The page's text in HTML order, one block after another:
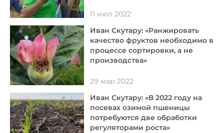
11 июл 2022
Иван Скутару: «Ранжировать
качество фруктов необходимо в
процессе сортировки, а не
производства»
29 мар 2022
Иван Скутару: «В 2022 году на
посевах озимой пшеницы
потребуются две обработки
регуляторами роста»